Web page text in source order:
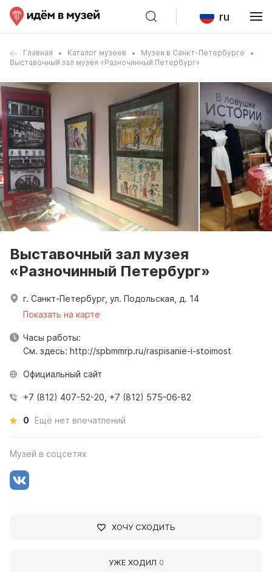
ru
Главная Каталог музеев
Музеи в Санкт-Петербурге
Выставочный зал музея «Разночинный Петербург»
Выставочный зал музея
«Разночинный Петербург»
г. Санкт-Петербург, ул. Подольская, д. 14
Показать на карте
Часы работы:
См. здесь: http://spbmmrp.ru/raspisanie-i-stoimost
Официальный сайт
+7 (812) 407-52-20, +7 (812) 575-06-82
0 Ещё нет впечатлений
Музей в соцсетях
ХОЧУ СХОДИТЬ
УЖЕ ХОДИЛ 0